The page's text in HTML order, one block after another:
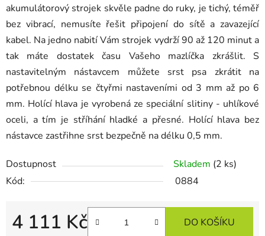
akumulátorový strojek skvěle padne do ruky, je tichý, téměř
bez vibrací, nemusíte řešit připojení do sítě a zavazející
kabel. Na jedno nabití Vám strojek vydrží 90 až 120 minut a
tak máte dostatek času Vašeho mazlíčka zkrášlit. S
nastavitelným nástavcem můžete srst psa zkrátit na
potřebnou délku se čtyřmi nastaveními od 3 mm až po 6
mm. Holící hlava je vyrobená ze speciální slitiny - uhlíkové
oceli, a tím je stříhání hladké a přesné. Holící hlava bez
nástavce zastřihne srst bezpečně na délku 0,5 mm.
Dostupnost Skladem (2 ks)
Kód:
0884
4 111 Kč DO KOŠÍKU